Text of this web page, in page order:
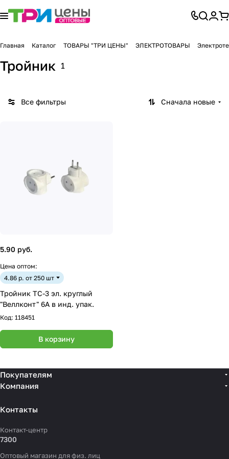
Главная Каталог ТОВАРЫ "ТРИ ЦЕНЫ" ЭЛЕКТРОТОВАРЫ
Тройник 1
Все фильтры Сначала новые
5.90 руб.
Цена оптом:
4.86 р. от 250 шт
Тройник ТС-3 эл. круглый
"Веллконт" 6А в инд. упак.
Код: 118451
В корзину
Покупателям
Компания
Контакты
Контакт-центр
7300
Оптовый магазин для физ. лиц